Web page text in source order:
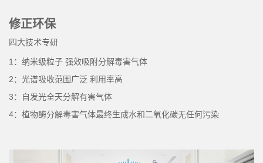
修正环保
四大技术专研
1：纳米级粒子 强效吸附分解毒害气体
2：光谱吸收范围广泛 利用率高
3：自发光全天分解有害气体
4：植物酶分解毒害气体最终生成水和二氧化碳无任何污染